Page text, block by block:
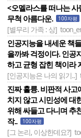
<오멜라스를 떠나는
무척 아름다운.
100자평
[별무리 가족 : 상]
인공지능을 내세운 책
을까봐 걱정이다. 인공
하고 균형 잡힌 책이라
[인공지능은 나의 읽기..]
진짜 훌륭. 비판적 사
치지 않고 시민성에 대
위해 싸들고 다니며 추
작..
100자평
[그 논리, 이상한데요?]